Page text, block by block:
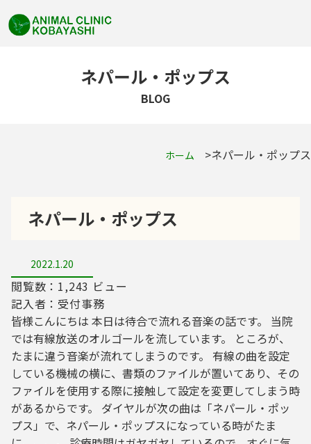
ネパール・ポップス
BLOG
ホーム ネパール・ポップス
ネパール・ポップス
2022.1.20
閲覧数：1,243 ビュー
記入者：受付事務
皆様こんにちは 本日は待合で流れる音楽の話です。 当院
では有線放送のオルゴールを流しています。 ところが、
たまに違う音楽が流れてしまうのです。 有線の曲を設定
している機械の横に、書類のファイルが置いてあり、その
ファイルを使用する際に接触して設定を変更してしまう時
があるからです。 ダイヤルが次の曲は「ネパール・ポッ
プス」で、ネパール・ポップスになっている時がたま